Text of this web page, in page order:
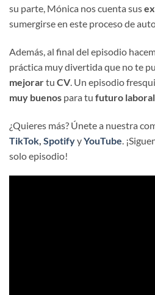
su parte, Mónica nos cuenta sus
sumergirse en este proceso de
Además, al final del episodio
práctica muy divertida que no te
mejorartu CV. Un episodio
muy buenos para tu futuro laboral
¿Quieres más? Únete a nuestra
TikTok SpotifyyYouTube .
solo episodio!